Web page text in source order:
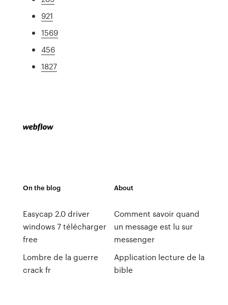
921
1569
456
1827
On the blog
Easycap 2.0 driver
windows 7 télécharger
free
Lombre de la guerre
crack fr
About
Comment savoir quand
un message est lu sur
messenger
Application lecture de la
bible